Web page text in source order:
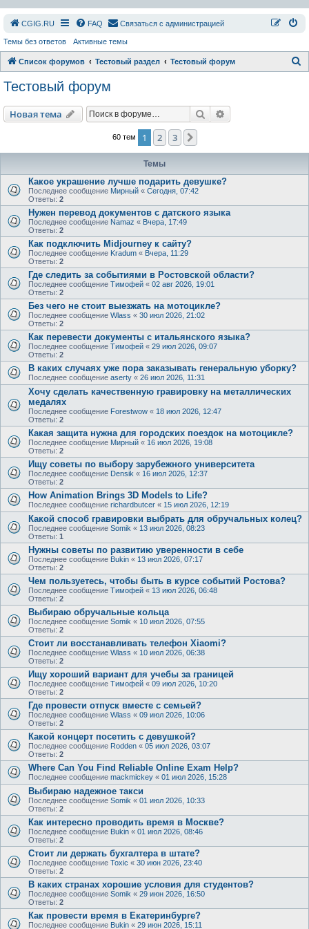
СGIG.RU FAQ Связаться с администрацией
Темы без ответов Активные темы
Список форумов Тестовый раздел Тестовый форум
Тестовый форум
Новая тема Поиск
60 тем 1 2 3
Темы
Какое украшение лучше подарить девушке?
Последнее сообщение Мирный « Сегодня, 07:42
Ответы: 2
Нужен перевод документов с датского языка
Последнее сообщение Namaz « Вчера, 17:49
Ответы: 2
Как подключить Midjourney к сайту?
Последнее сообщение Kradum « Вчера, 11:29
Ответы: 2
Где следить за событиями в Ростовской области?
Последнее сообщение Тимофей « 02 авг 2026, 19:01
Ответы: 2
Без чего не стоит выезжать на мотоцикле?
Последнее сообщение Wlass « 30 июл 2026, 21:02
Ответы: 2
Как перевести документы с итальянского языка?
Последнее сообщение Тимофей « 29 июл 2026, 09:07
Ответы: 2
В каких случаях уже пора заказывать генеральную уборку?
Последнее сообщение aserty « 26 июл 2026, 11:31
Хочу сделать качественную гравировку на металлических
медалях
Последнее сообщение Forestwow « 18 июл 2026, 12:47
Ответы: 2
Какая защита нужна для городских поездок на мотоцикле?
Последнее сообщение Мирный « 16 июл 2026, 19:08
Ответы: 2
Ищу советы по выбору зарубежного университета
Последнее сообщение Densik « 16 июл 2026, 12:37
Ответы: 2
How Animation Brings 3D Models to Life?
Последнее сообщение richardbutcer « 15 июл 2026, 12:19
Какой способ гравировки выбрать для обручальных колец?
Последнее сообщение Somik « 13 июл 2026, 08:23
Ответы: 1
Нужны советы по развитию уверенности в себе
Последнее сообщение Bukin « 13 июл 2026, 07:17
Ответы: 2
Чем пользуетесь, чтобы быть в курсе событий Ростова?
Последнее сообщение Тимофей « 13 июл 2026, 06:48
Ответы: 2
Выбираю обручальные кольца
Последнее сообщение Somik « 10 июл 2026, 07:55
Ответы: 2
Стоит ли восстанавливать телефон Xiaomi?
Последнее сообщение Wlass « 10 июл 2026, 06:38
Ответы: 2
Ищу хороший вариант для учебы за границей
Последнее сообщение Тимофей « 09 июл 2026, 10:20
Ответы: 2
Где провести отпуск вместе с семьей?
Последнее сообщение Wlass « 09 июл 2026, 10:06
Ответы: 2
Какой концерт посетить с девушкой?
Последнее сообщение Rodden « 05 июл 2026, 03:07
Ответы: 2
Where Can You Find Reliable Online Exam Help?
Последнее сообщение mackmickey « 01 июл 2026, 15:28
Выбираю надежное такси
Последнее сообщение Somik « 01 июл 2026, 10:33
Ответы: 2
Как интересно проводить время в Москве?
Последнее сообщение Bukin « 01 июл 2026, 08:46
Ответы: 2
Стоит ли держать бухгалтера в штате?
Последнее сообщение Toxic « 30 июн 2026, 23:40
Ответы: 2
В каких странах хорошие условия для студентов?
Последнее сообщение Somik « 29 июн 2026, 16:50
Ответы: 2
Как провести время в Екатеринбурге?
Последнее сообщение Bukin « 29 июн 2026, 15:11